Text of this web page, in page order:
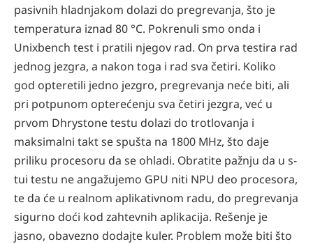
pasivnih hladnjakom dolazi do pregrevanja, što je
temperatura iznad 80 °C. Pokrenuli smo onda i
Unixbench test i pratili njegov rad. On prva testira rad
jednog jezgra, a nakon toga i rad sva četiri. Koliko
god opteretili jedno jezgro, pregrevanja neće biti, ali
pri potpunom opterećenju sva četiri jezgra, već u
prvom Dhrystone testu dolazi do trotlovanja i
maksimalni takt se spušta na 1800 MHz, što daje
priliku procesoru da se ohladi. Obratite pažnju da u s-
tui testu ne angažujemo GPU niti NPU deo procesora,
te da će u realnom aplikativnom radu, do pregrevanja
sigurno doći kod zahtevnih aplikacija. Rešenje je
jasno, obavezno dodajte kuler. Problem može biti što